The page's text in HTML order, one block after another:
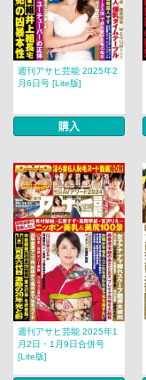
週刊アサヒ芸能 2025年2
月6日号 [Lite版]
購入
週刊アサヒ芸能 2025年1
月2日・1月9日合併号
[Lite版]